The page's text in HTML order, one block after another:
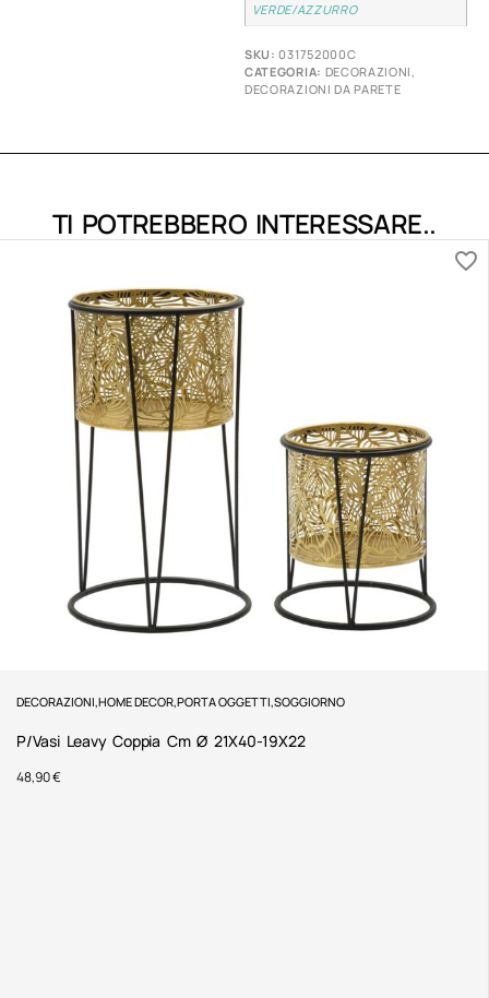
VERDE/AZZURRO
SKU:031752000C
CATEGORIA: DECORAZIONI,
DECORAZIONI DA PARETE
TI POTREBBERO INTERESSARE..
DECORAZIONI,HOME DECOR,PORTA OGGETTI,SOGGIORNO
P/Vasi Leavy Coppia Cm Ø 21X40-19X22
48,90€